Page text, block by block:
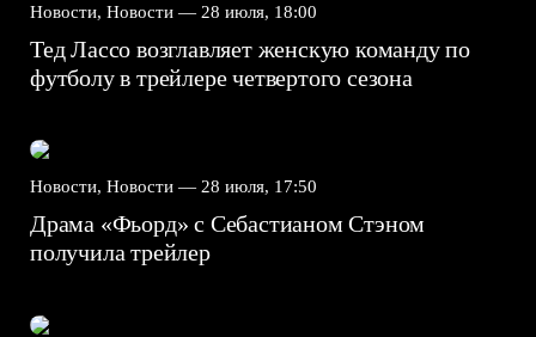
Новости, Новости — 28 июля, 18:00
Тед Лассо возглавляет женскую команду по
футболу в трейлере четвертого сезона
Новости, Новости — 28 июля, 17:50
Драма «Фьорд» с Себастианом Стэном
получила трейлер